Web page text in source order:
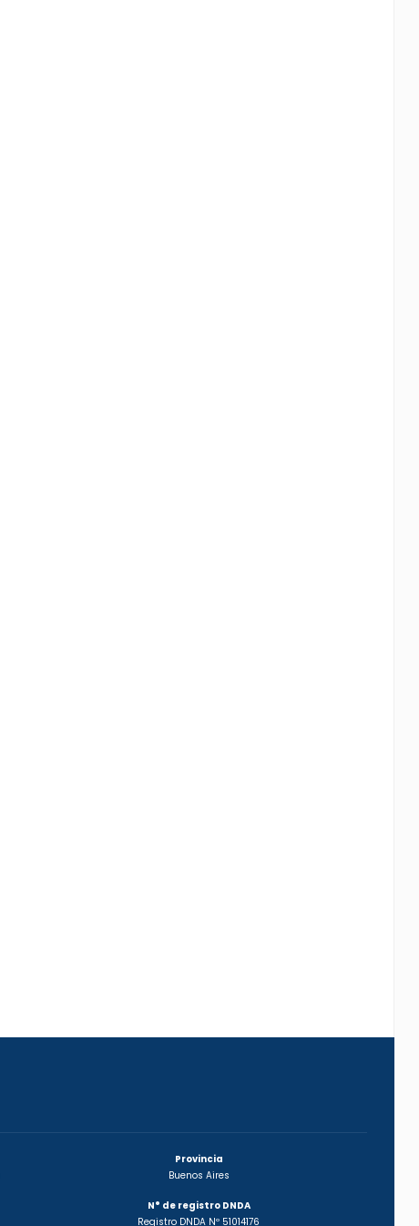
Provincia
Buenos Aires
N° de registro DNDA
Registro DNDA Nº 51014176